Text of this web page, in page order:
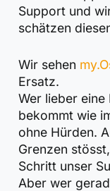
Support und
schätzen
Wir sehen
Ersatz.
Wer lieber
bekommt wie
ohne Hürden.
Grenzen
Schritt unser
Aber wer